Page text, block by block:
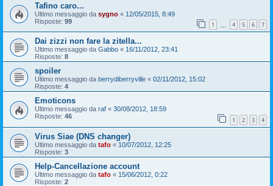
Tafino caro...
Ultimo messaggio da sygno « 12/05/2015, 8:49
Risposte: 99 1 4 5 6 7
Dai zizzi non fare la zitella...
Ultimo messaggio da Gabbo « 16/11/2012, 23:41
Risposte: 8
spoiler
Ultimo messaggio da berrydiberryville « 02/11/2012, 15:02
Risposte: 4
Emoticons
Ultimo messaggio da raf « 30/08/2012, 18:59
Risposte: 46 1 2 3 4
Virus Siae (DNS changer)
Ultimo messaggio da tafo « 10/07/2012, 12:25
Risposte: 3
Help-Cancellazione account
Ultimo messaggio da tafo « 15/06/2012, 0:22
Risposte: 2